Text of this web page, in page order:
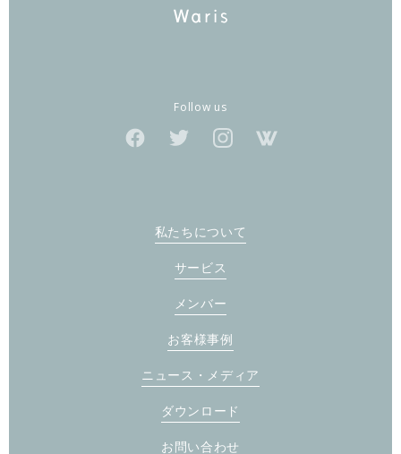
Follow us
私たちについて
サービス
メンバー
お客様事例
ニュース・メディア
ダウンロード
お問い合わせ